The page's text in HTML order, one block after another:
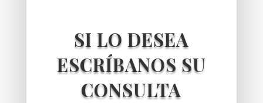
SI LO DESEA
ESCRÍBANOS SU
CONSULTA